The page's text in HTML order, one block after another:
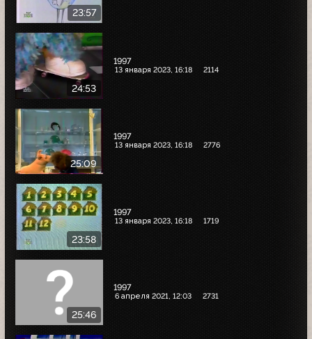
23:57
24:53
1997
13 января 2023, 16:18 2114
25:09
1997
13 января 2023, 16:18 2776
23:58
1997
13 января 2023, 16:18 1719
25:46
1997
6 апреля 2021, 12:03 2731